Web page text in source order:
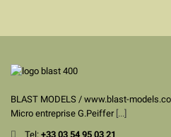
BLAST MODELS / www.blast-
Micro entreprise G.Peiffer [...]
Tel: +33 03 54 95 03 21